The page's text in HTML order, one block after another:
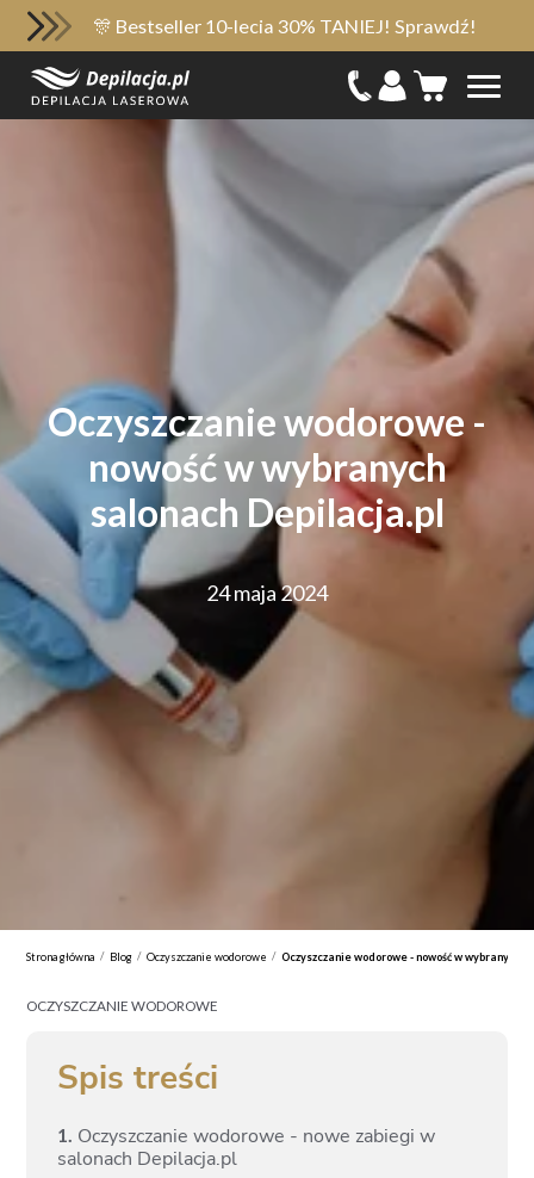
🎊 Bestseller 10-lecia 30% TANIEJ! Sprawdź!
Oczyszczanie wodorowe -
nowość w wybranych
salonach Depilacja.pl
24 maja 2024
Strona główna / Blog / Oczyszczanie wodorowe / Oczyszczanie wodorowe - nowość w wybranych
OCZYSZCZANIE WODOROWE
Spis treści
1.
Oczyszczanie wodorowe - nowe zabiegi w
salonach Depilacja.pl